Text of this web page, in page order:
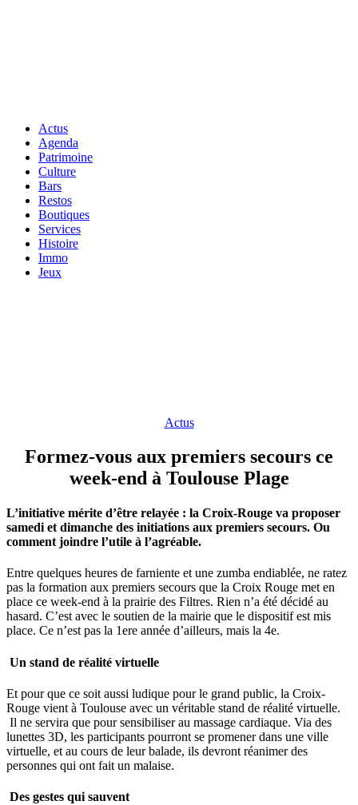
Actus
Agenda
Patrimoine
Culture
Bars
Restos
Boutiques
Services
Histoire
Immo
Jeux
Actus
Formez-vous aux premiers secours ce
week-end à Toulouse Plage
L’initiative mérite d’être relayée : la Croix-Rouge va proposer
samedi et dimanche des initiations aux premiers secours. Ou
comment joindre l’utile à l’agréable.
Entre quelques heures de farniente et une zumba endiablée, ne ratez
pas la formation aux premiers secours que la Croix Rouge met en
place ce week-end à la prairie des Filtres. Rien n’a été décidé au
hasard. C’est avec le soutien de la mairie que le dispositif est mis
place. Ce n’est pas la 1ere année d’ailleurs, mais la 4e.
Un stand de réalité virtuelle
Et pour que ce soit aussi ludique pour le grand public, la Croix-
Rouge vient à Toulouse avec un véritable stand de réalité virtuelle.
Il ne servira que pour sensibiliser au massage cardiaque. Via des
lunettes 3D, les participants pourront se promener dans une ville
virtuelle, et au cours de leur balade, ils devront réanimer des
personnes qui ont fait un malaise.
Des gestes qui sauvent